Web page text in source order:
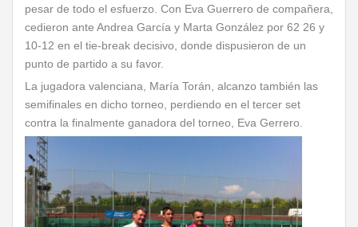
pesar de todo el esfuerzo. Con Eva Guerrero de compañera,
cedieron ante Andrea García y Marta González por 62 26 y
10-12 en el tie-break decisivo, donde dispusieron de un
punto de partido a su favor.
La jugadora valenciana, María Torán, alcanzo también las
semifinales en dicho torneo, perdiendo en el tercer set
contra la finalmente ganadora del torneo, Eva Gerrero.